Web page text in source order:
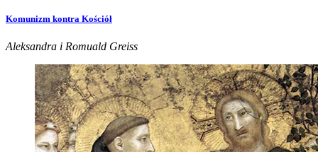
Komunizm kontra Kościół
Aleksandra i Romuald Greiss